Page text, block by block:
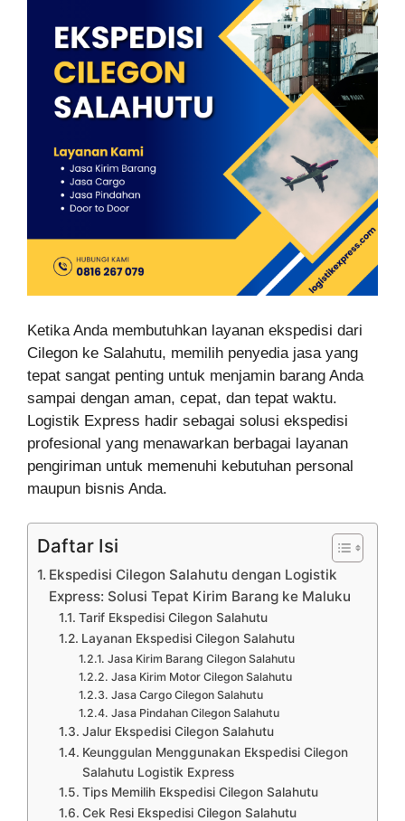
Ketika Anda membutuhkan layanan ekspedisi dari
Cilegon ke Salahutu, memilih penyedia jasa yang
tepat sangat penting untuk menjamin barang Anda
sampai dengan aman, cepat, dan tepat waktu.
Logistik Express hadir sebagai solusi ekspedisi
profesional yang menawarkan berbagai layanan
pengiriman untuk memenuhi kebutuhan personal
maupun bisnis Anda.
Daftar Isi
Ekspedisi Cilegon Salahutu dengan Logistik
Express: Solusi Tepat Kirim Barang ke Maluku
Tarif Ekspedisi Cilegon Salahutu
Layanan Ekspedisi Cilegon Salahutu
Jasa Kirim Barang Cilegon Salahutu
Jasa Kirim Motor Cilegon Salahutu
Jasa Cargo Cilegon Salahutu
Jasa Pindahan Cilegon Salahutu
Jalur Ekspedisi Cilegon Salahutu
Keunggulan Menggunakan Ekspedisi Cilegon
Salahutu Logistik Express
Tips Memilih Ekspedisi Cilegon Salahutu
Cek Resi Ekspedisi Cilegon Salahutu